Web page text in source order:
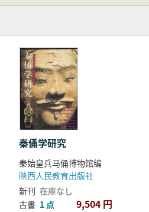
秦俑学研究
秦始皇兵马俑博物馆编
陝西人民教育出版社
新刊 在庫なし
古書 1 点 9,504 円